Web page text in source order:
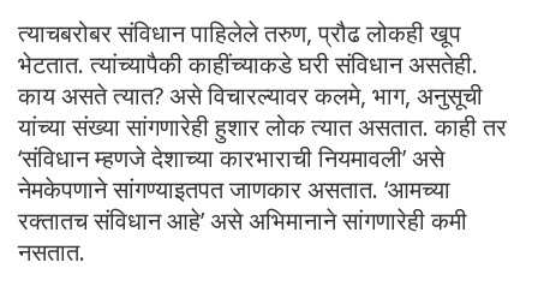
त्याचबरोबर संविधान पाहिलेले तरुण, प्रौढ लोकही खूप
भेटतात. त्यांच्यापैकी काहींच्याकडे घरी संविधान असतेही.
काय असते त्यात? असे विचारल्यावर कलमे, भाग, अनुसूची
यांच्या संख्या सांगणारेही हुशार लोक त्यात असतात. काही तर
‘संविधान म्हणजे देशाच्या कारभाराची नियमावली’ असे
नेमकेपणाने सांगण्याइतपत जाणकार असतात. ‘आमच्या
रक्तातच संविधान आहे’ असे अभिमानाने सांगणारेही कमी
नसतात.